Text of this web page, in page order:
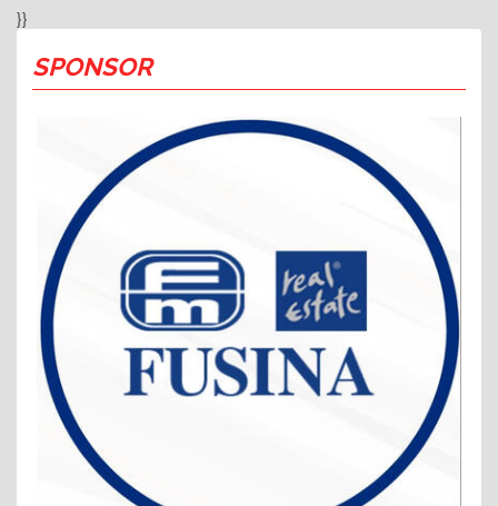
}}
SPONSOR